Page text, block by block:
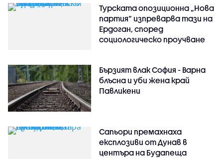
Турската опозиционна „Нова
партия“ изпреварва тази на
Ердоган, според
социологическо проучване
Бързият влак София - Варна
блъсна и уби жена край
Павликени
Сапьори премахнаха
експлозиви от Дунав в
центъра на Будапеща